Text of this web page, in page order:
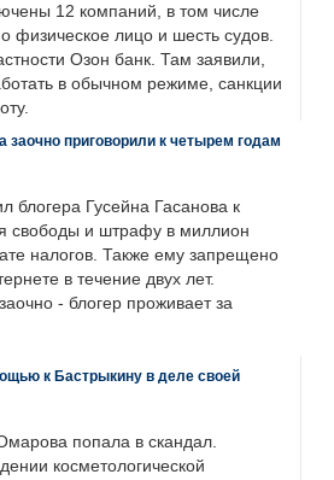
12 компаний, в том числе
физическое лицо и шесть судов.
Озон банк. Там заявили,
в обычном режиме, санкции
заочно приговорили к четырем годам
блогера Гусейна Гасанова к
свободы и штрафу в миллион
налогов. Также ему запрещено
в течение двух лет.
- блогер проживает за
к Бастрыкину в деле своей
попала в скандал.
косметологической